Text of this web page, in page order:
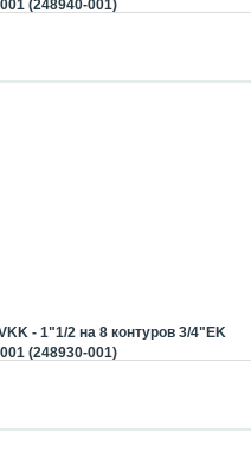
(248940-001)
- 1"1/2 на 8 контуров 3/4"EK
(248930-001)